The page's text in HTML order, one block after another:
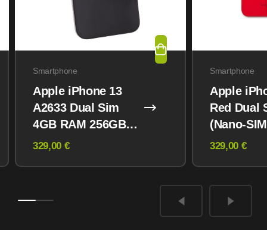
Smartphone
Apple iPhone 13
A2633 Dual Sim
4GB RAM 256GB
Midnight
329,00 €
Smartphone
Apple
Red Dual
(Nano-
eSIM)
329,00 €